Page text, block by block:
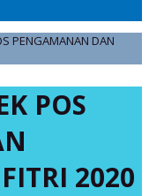
PENGAMANAN DAN
POS
2020